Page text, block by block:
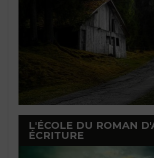
L'ÉCOLE DU ROMAN
ÉCRITURE